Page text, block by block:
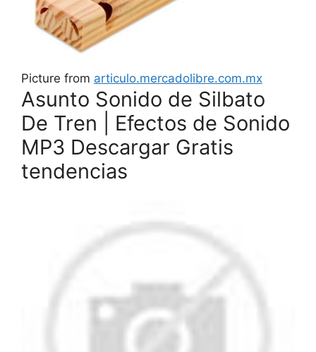
Picture from articulo.mercadolibre.com.mx
Asunto Sonido de Silbato
De Tren | Efectos de Sonido
MP3 Descargar Gratis
tendencias